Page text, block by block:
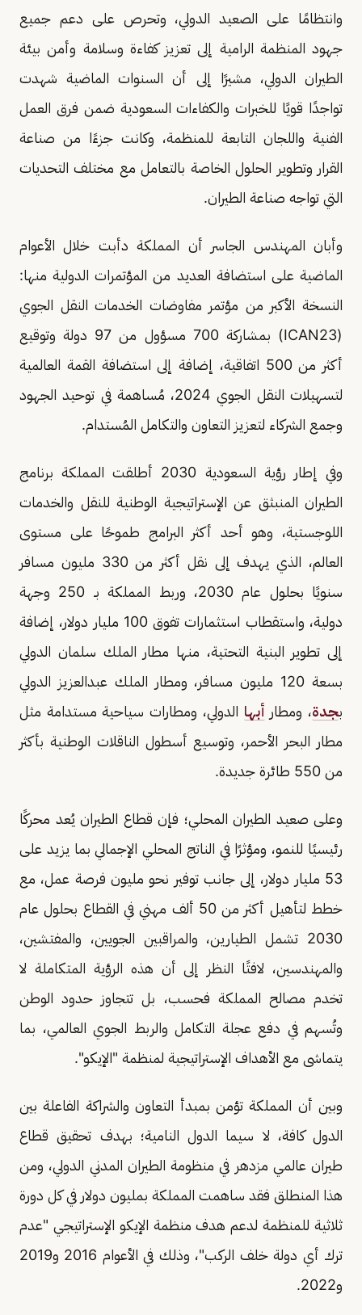
وانتظامًا على الصعيد الدولي، وتحرص على دعم جميع
جهود المنظمة الرامية إلى تعزيز كفاءة وسلامة وأمن بيئة
الطيران الدولي، مشيرًا إلى أن السنوات الماضية شهدت
تواجدًا قويًا للخبرات والكفاءات السعودية ضمن فرق العمل
الفنية واللجان التابعة للمنظمة، وكانت جزءًا من صناعة
القرار وتطوير الحلول الخاصة بالتعامل مع مختلف التحديات
التي تواجه صناعة الطيران.
وأبان المهندس الجاسر أن المملكة دأبت خلال الأعوام
الماضية على استضافة العديد من المؤتمرات الدولية منها:
النسخة الأكبر من مؤتمر مفاوضات الخدمات النقل الجوي
(ICAN23) بمشاركة 700 مسؤول من 97 دولة وتوقيع
أكثر من 500 اتفاقية، إضافة إلى استضافة القمة العالمية
لتسهيلات النقل الجوي 2024، مُساهمة في توحيد الجهود
وجمع الشركاء لتعزيز التعاون والتكامل المُستدام.
وفي إطار رؤية السعودية 2030 أطلقت المملكة برنامج
الطيران المنبثق عن الإستراتيجية الوطنية للنقل والخدمات
اللوجستية، وهو أحد أكثر البرامج طموحًا على مستوى
العالم، الذي يهدف إلى نقل أكثر من 330 مليون مسافر
سنويًا بحلول عام 2030، وربط المملكة بـ 250 وجهة
دولية، واستقطاب استثمارات تفوق 100 مليار دولار، إضافة
إلى تطوير البنية التحتية، منها مطار الملك سلمان الدولي
بسعة 120 مليون مسافر، ومطار الملك عبدالعزيز الدولي
بجدة، ومطار أبها الدولي، ومطارات سياحية مستدامة مثل
مطار البحر الأحمر، وتوسيع أسطول الناقلات الوطنية بأكثر
من 550 طائرة جديدة.
وعلى صعيد الطيران المحلي؛ فإن قطاع الطيران يُعد محركًا
رئيسيًا للنمو، ومؤثرًا في الناتج المحلي الإجمالي بما يزيد على
53 مليار دولار، إلى جانب توفير نحو مليون فرصة عمل، مع
خطط لتأهيل أكثر من 50 ألف مهني في القطاع بحلول عام
2030 تشمل الطيارين، والمراقبين الجويين، والمفتشين،
والمهندسين، لافتًا النظر إلى أن هذه الرؤية المتكاملة لا
تخدم مصالح المملكة فحسب، بل تتجاوز حدود الوطن
وتُسهم في دفع عجلة التكامل والربط الجوي العالمي، بما
يتماشى مع الأهداف الإستراتيجية لمنظمة "الإيكو".
وبين أن المملكة تؤمن بمبدأ التعاون والشراكة الفاعلة بين
الدول كافة، لا سيما الدول النامية؛ بهدف تحقيق قطاع
طيران عالمي مزدهر في منظومة الطيران المدني الدولي، ومن
هذا المنطلق فقد ساهمت المملكة بمليون دولار في كل دورة
ثلاثية للمنظمة لدعم هدف منظمة الإيكو الإستراتيجي "عدم
ترك أي دولة خلف الركب"، وذلك في الأعوام 2016 و2019
و2022.